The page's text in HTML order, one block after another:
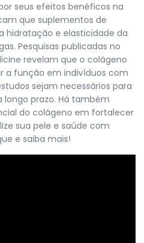
seus efeitos benéficos na
que suplementos de
hidratação e elasticidade da
Pesquisas publicadas no
revelam que o colágeno
a função em indivíduos com
sejam necessários para
prazo. Há também
do colágeno em fortalecer
sua pele e saúde com
e saiba mais!